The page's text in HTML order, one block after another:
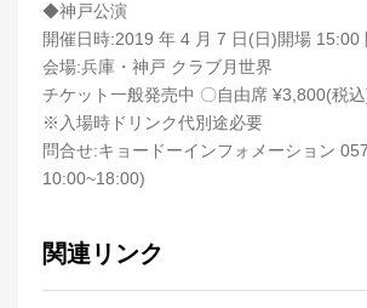
◆神戸公演
開催日時:2019 年 4 月 7 日(日)開場 15:00
会場:兵庫・神戸 クラブ月世界
チケット一般発売中 〇自由席 ¥3,800(税
※入場時ドリンク代別途必要
問合せ:キョードーインフォメーション
10:00~18:00)
関連リンク